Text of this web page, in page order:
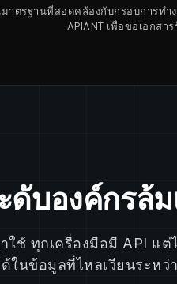
มาตรฐานที่สอดคล้องกับกรอบการท
APIANT เพื่อขอเอกสา
บองค์กรล้ม
ช้ ทุกเครื่องมือมี API แต่
ในข้อมูลที่ไหลเวียนระหว่